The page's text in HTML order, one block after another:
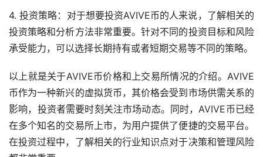
4. 投资策略：对于想要投资AVIVE币的人来说，了解相关的
投资策略和分析方法非常重要。针对不同的投资目标和风险
承受能力，可以选择长期持有或者短期交易等不同的策略。
以上就是关于AVIVE币价格和上交易所情况的介绍。AVIVE
币作为一种新兴的虚拟货币，其价格会受到市场供需关系的
影响，投资者需要时刻关注市场动态。同时，AVIVE币已经
在多个知名的交易所上市，为用户提供了便捷的交易平台。
在投资过程中，了解相关的行业知识点对于决策和管理风险